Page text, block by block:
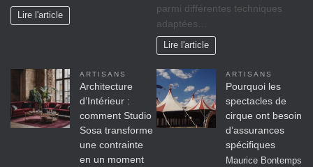
Lire l'article
parmi différentes techniques
adaptées…
Lire l'article
ARTISANS
Architecture
d’Intérieur :
comment Studio
Sosa transforme
une contrainte
en un moment
ARTISANS
Pourquoi les
spectacles de
cirque ont besoin
d’assurances
spécifiques
Maurice Bontemps